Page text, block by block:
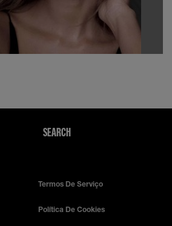
SEARCH
Termos De Serviço
Política De Cookies